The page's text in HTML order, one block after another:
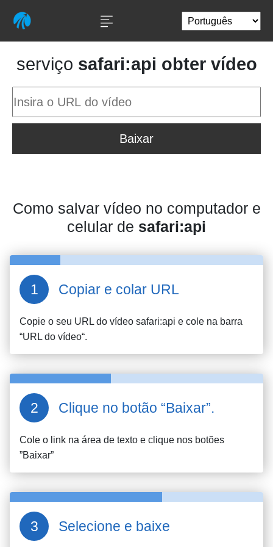
serviço safari:api obter vídeo
Baixar
Como salvar vídeo no computador e
celular de safari:api
Copiar e colar URL
Copie o seu URL do vídeo safari:api e cole na barra
“URL do vídeo“.
Clique no botão “Baixar”.
Cole o link na área de texto e clique nos botões
”Baixar”
Selecione e baixe